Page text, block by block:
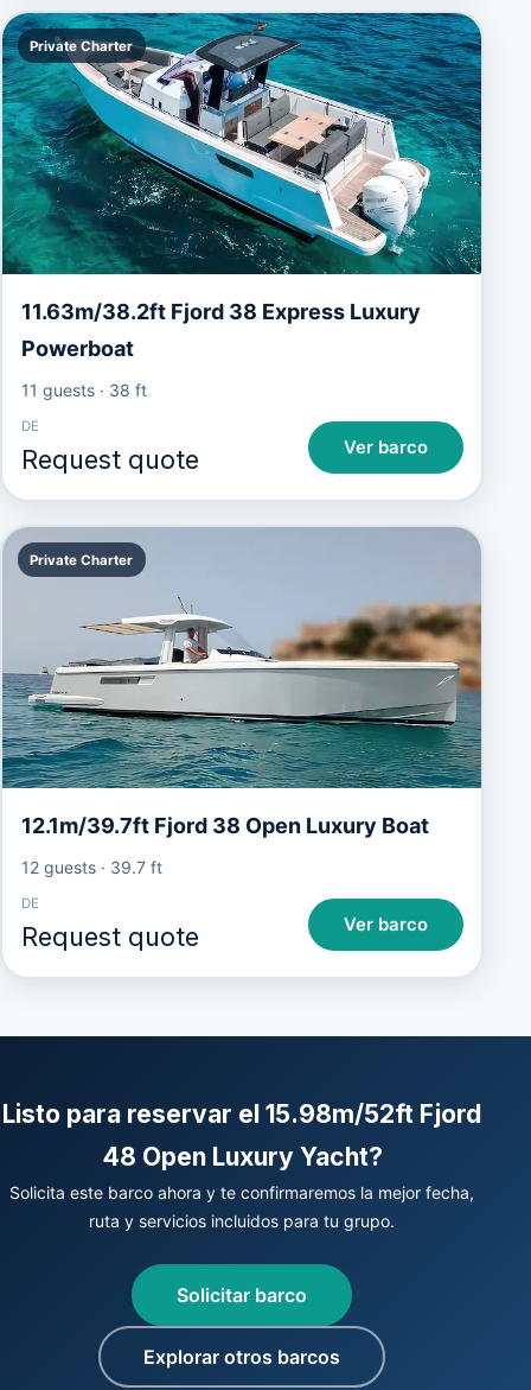
Private Charter
11.63m/38.2ft Fjord 38 Express Luxury
Powerboat
11 guests· 38 ft
DE
Request quote Ver barco
Private Charter
12.1m/39.7ft Fjord 38 Open Luxury Boat
12 guests· 39.7 ft
DE
Request quote Ver barco
Listo para reservar el 15.98m/52ft Fjord
48 Open Luxury Yacht?
Solicita este barco ahora y te confirmaremos la mejor fecha,
ruta y servicios incluidos para tu grupo.
Solicitar barco
Explorar otros barcos